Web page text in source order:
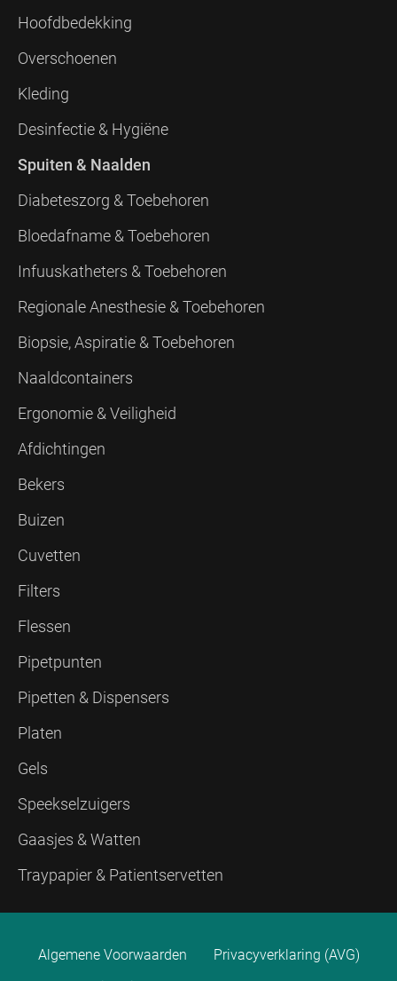
Hoofdbedekking
Overschoenen
Kleding
Desinfectie & Hygiëne
Spuiten & Naalden
Diabeteszorg & Toebehoren
Bloedafname & Toebehoren
Infuuskatheters & Toebehoren
Regionale Anesthesie & Toebehoren
Biopsie, Aspiratie & Toebehoren
Naaldcontainers
Ergonomie & Veiligheid
Afdichtingen
Bekers
Buizen
Cuvetten
Filters
Flessen
Pipetpunten
Pipetten & Dispensers
Platen
Gels
Speekselzuigers
Gaasjes & Watten
Traypapier & Patientservetten
Algemene Voorwaarden
Privacyverklaring (AVG)